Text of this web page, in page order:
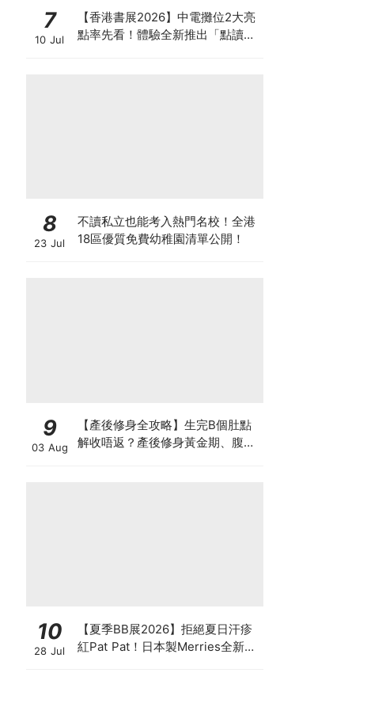
7
10 Jul
【香港書展2026】中電攤位2大亮
點率先看！體驗全新推出「點讀故
8
23 Jul
不讀私立也能考入熱門名校！全港
18區優質免費幼稚園清單公開！
9
03 Aug
【產後修身全攻略】生完B個肚點
解收唔返？產後修身黃金期、腹直
10
28 Jul
【夏季BB展2026】拒絕夏日汗疹
紅Pat Pat！日本製Merries全新超